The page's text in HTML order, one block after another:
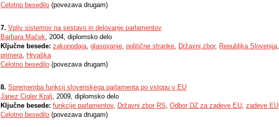
Celotno besedilo (povezava drugam)
7. Vpliv sistemov na sestavo in delovanje parlamentov
Barbara Maček, 2004, diplomsko delo
Ključne besede: zakonodaja, glasovanje, politične stranke, Državni zbor, Republika Slovenija,
primera, Hrvaška
Celotno besedilo (povezava drugam)
8. Sprememba funkcij slovenskega parlamenta po vstopu v EU
Janez Cigler Kralj, 2009, diplomsko delo
Ključne besede: funkcije parlamentov, Državni zbor RS, Odbor DZ za zadeve EU, zadeve EU
Celotno besedilo (povezava drugam)